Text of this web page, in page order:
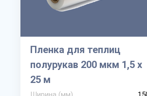
Пленка для теплиц
полурукав 200 мкм 1,5 х
25 м